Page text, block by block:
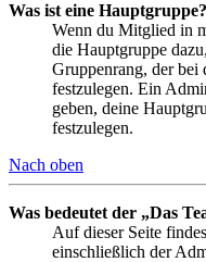
Was ist eine Hauptgruppe?
Wenn du Mitglied in
die Hauptgruppe
Gruppenrang, der bei
festzulegen. Ein
geben, deine
festzulegen.
Nach oben
Was bedeutet der „Das
Auf dieser Seite
einschließlich der